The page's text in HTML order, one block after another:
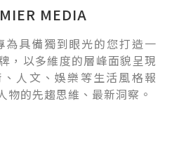
MEDIA
為具備獨到眼光的您打造一
，以多維度的層峰面貌呈現
人文、娛樂等生活風格報
物的先趨思維、最新洞察。